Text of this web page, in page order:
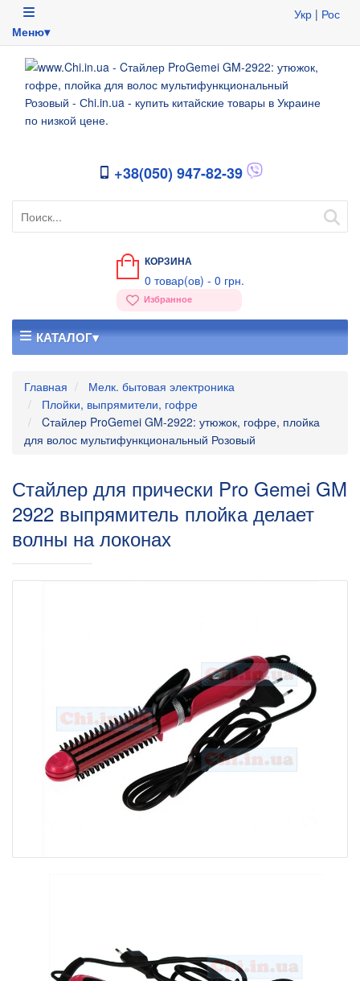
Меню▾
Укр | Рос
+38(050) 947-82-39
КОРЗИНА
0 товар(ов) - 0 грн.
Избранное
КАТАЛОГ▾
Главная
Мелк. бытовая электроника
Плойки, выпрямители, гофре
Cтайлер ProGemei GM-2922: утюжок, гофре, плойка
для волос мультифункциональный Розовый
Стайлер для прически Pro Gemei GM
2922 выпрямитель плойка делает
волны на локонах